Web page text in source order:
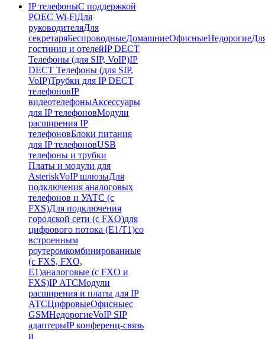
IP телефоныС поддержкой
POEC Wi-FiДля
руководителяДля
секретаряБеспроводныеДомашниеОфисныеНедорогие
гостиниц и отелейIP DECT
Телефоны (для SIP, VoIP)IP
DECT Телефоны (для SIP,
VoIP)Трубки для IP DECT
телефоновIP
видеотелефоныАксессуары
для IP телефоновМодули
расширения IP
телефоновБлоки питания
для IP телефоновUSB
телефоны и трубки
Платы и модули для
AsteriskVoIP шлюзыДля
подключения аналоговых
телефонов и УАТС (с
FXS)Для подключения
городской сети (с FXO)для
цифрового потока (E1/T1)со
встроенным
роутеромкомбинированные
(c FXS, FXO,
E1)аналоговые (с FXO и
FXS)IP АТСМодули
расширения и платы для IP
АТСЦифровыеОфисныес
GSMНедорогиеVoIP SIP
адаптерыIP конференц-связь
и